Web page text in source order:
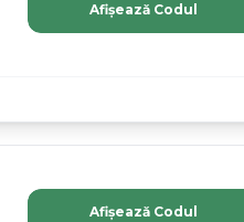
Afișează Codul
Afișează Codul